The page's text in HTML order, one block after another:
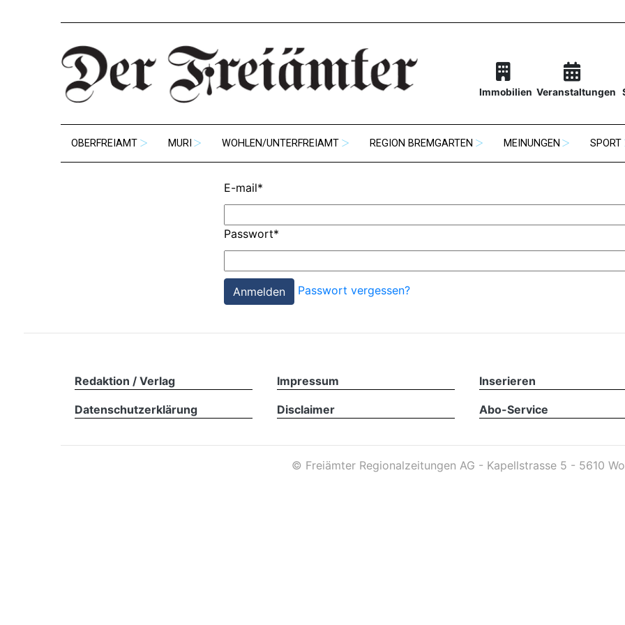
Immobilien Veranstaltungen
OBERFREIAMT MURI WOHLEN/UNTERFREIAMT REGION BREMGARTEN MEINUNGEN SPORT
E-mail*
Passwort*
Passwort vergessen?
Redaktion / Verlag Impressum Inserieren
Datenschutzerklärung Disclaimer Abo-Service
© Freiämter Regionalzeitungen AG - Kapellstrasse 5 - 5610